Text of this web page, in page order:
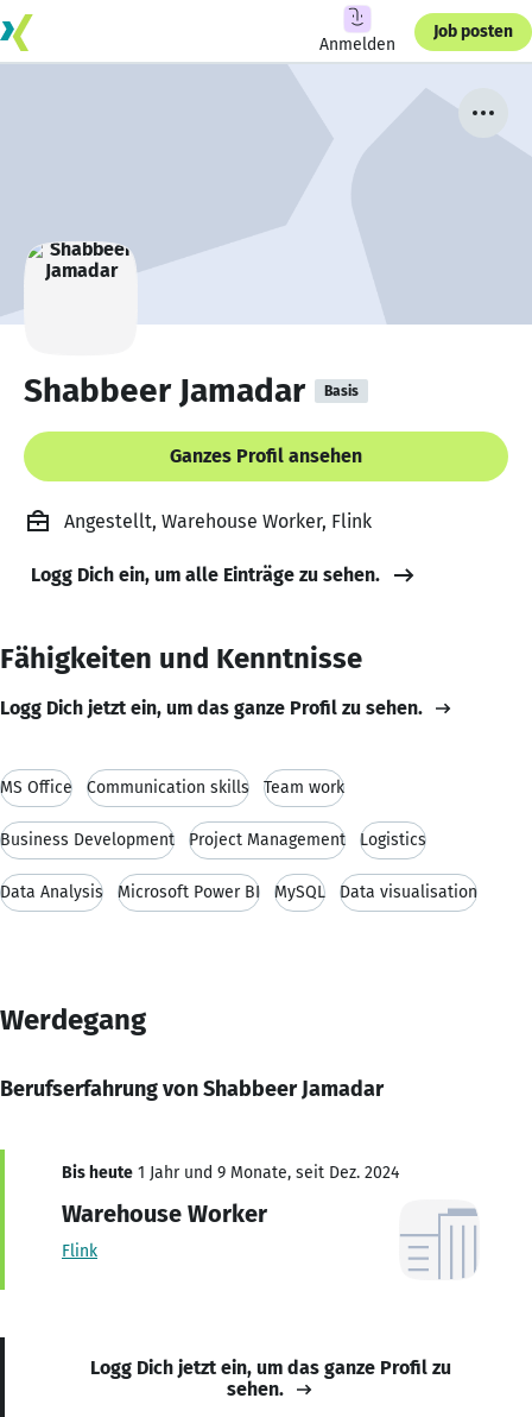
Anmelden
Job posten
Shabbeer Jamadar Basis
Ganzes Profil ansehen
Angestellt, Warehouse Worker, Flink
Logg Dich ein, um alle Einträge zu sehen.
Fähigkeiten und Kenntnisse
Logg Dich jetzt ein, um das ganze Profil zu sehen.
MS Office Communication skills Team work
Business Development Project Management Logistics
Data Analysis Microsoft Power BI MySQL Data visualisation
Werdegang
Berufserfahrung von Shabbeer Jamadar
Bis heute 1 Jahr und 9 Monate, seit Dez. 2024
Warehouse Worker
Flink
Logg Dich jetzt ein, um das ganze Profil zu
sehen.